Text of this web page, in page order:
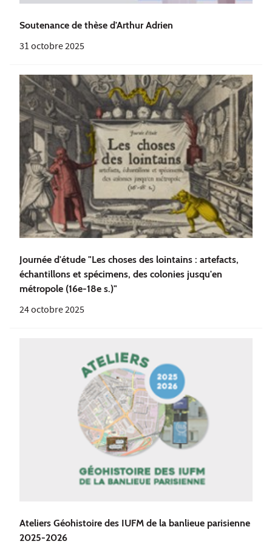
Soutenance de thèse d'Arthur Adrien
31 octobre 2025
Journée d'étude "Les choses des lointains : artefacts,
échantillons et spécimens, des colonies jusqu'en
métropole (16e-18e s.)"
24 octobre 2025
Ateliers Géohistoire des IUFM de la banlieue parisienne
2025-2026